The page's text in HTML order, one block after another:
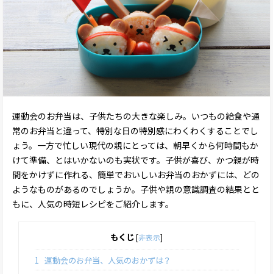
運動会のお弁当は、子供たちの大きな楽しみ。いつもの給食や通
常のお弁当と違って、特別な日の特別感にわくわくすることでし
ょう。一方で忙しい現代の親にとっては、朝早くから何時間もか
けて準備、とはいかないのも実状です。子供が喜び、かつ親が時
間をかけずに作れる、簡単でおいしいお弁当のおかずには、どの
ようなものがあるのでしょうか。子供や親の意識調査の結果とと
もに、人気の時短レシピをご紹介します。
もくじ[非表示]
1
運動会のお弁当、人気のおかずは？